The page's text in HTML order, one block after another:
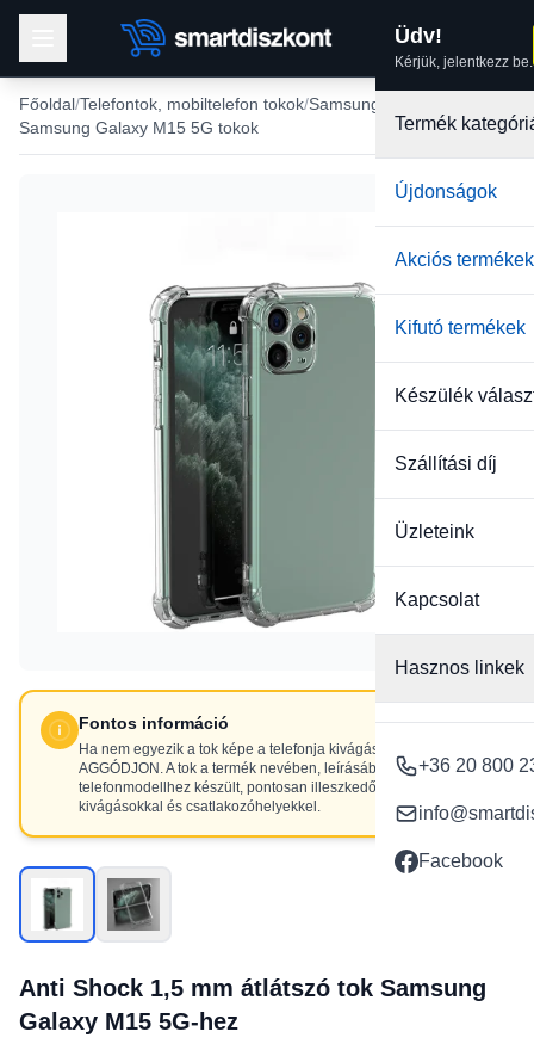
Üdv!
Kérjük, jelentkezz be.
Termék
Újdonságok
Akciós termékek
Kifutó termékek
Készülék
Szállítási díj
Üzleteink
Kapcsolat
Hasznos linkek
+36 20 800
Facebook
Főoldal Telefontok, mobiltelefon tokok Samsung tokok
Samsung Galaxy M15 5G tokok
Fontos információ
Ha nem egyezik a tok képe a telefonja kivágásaival, NE
AGGÓDJON. A tok a termék nevében, leírásában szereplő
telefonmodellhez készült, pontosan illeszkedő
kivágásokkal és csatlakozóhelyekkel.
Anti Shock 1,5 mm átlátszó tok Samsung
Galaxy M15 5G-hez